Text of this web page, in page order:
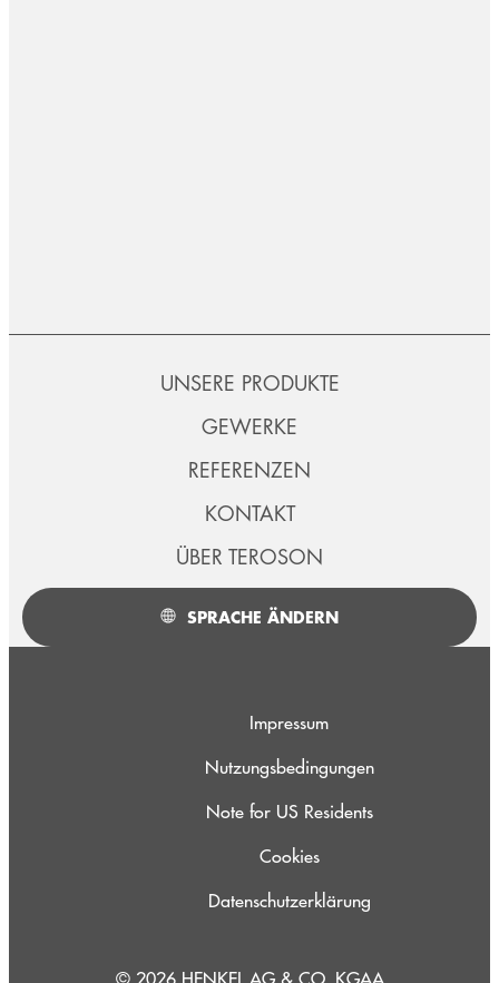
UNSERE PRODUKTE
GEWERKE
REFERENZEN
KONTAKT
ÜBER TEROSON
SPRACHE ÄNDERN
Impressum
Nutzungsbedingungen
Note for US Residents
Cookies
Datenschutzerklärung
© 2026 HENKEL AG & CO. KGAA